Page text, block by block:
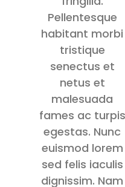
Pellentesque
habitant morbi
tristique
senectus et
netus et
malesuada
fames ac turpis
egestas. Nunc
euismod lorem
sed felis iaculis
dignissim. Nam